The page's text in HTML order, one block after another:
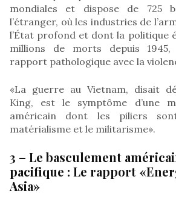
mondiales et dispose de 725
l’étranger, où les industries de
l’État profond et dont la politique
millions de morts depuis 1945,
rapport pathologique avec la
«La guerre au Vietnam, disait
King, est le symptôme d’une
américain dont les piliers
matérialisme et le militarisme».
3 – Le basculement
pacifique : Le rapport
Asia»